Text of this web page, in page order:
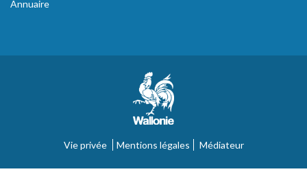
Annuaire
Vie privée Mentions légales Médiateur